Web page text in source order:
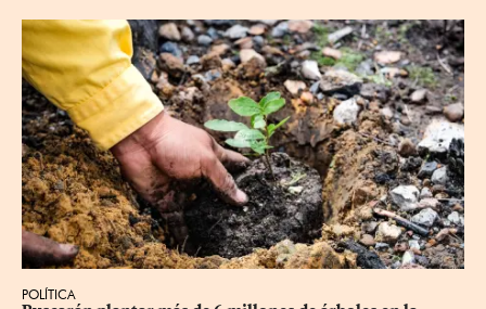
POLÍTICA